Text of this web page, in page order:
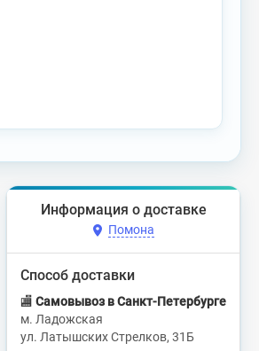
Информация о доставке
Помона
Способ доставки
🏬 Самовывоз в Санкт-Петербурге
м. Ладожская
ул. Латышских Стрелков, 31Б